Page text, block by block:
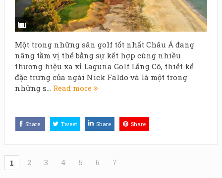
Một trong những sân golf tốt nhất Châu Á đang
nâng tầm vị thế bằng sự kết hợp cùng nhiều
thương hiệu xa xỉ Laguna Golf Lăng Cô, thiết kế
đặc trưng của ngài Nick Faldo và là một trong
những s... Read more
Share Tweet Share Share
1 2 3 4 5 6 7